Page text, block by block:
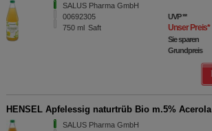
SALUS Pharma GmbH
00692305
750 ml Saft
UVP**
Unser Preis*
Sie sparen
Grundpreis
HENSEL Apfelessig naturtrüb Bio m.5% Acerola
SALUS Pharma GmbH